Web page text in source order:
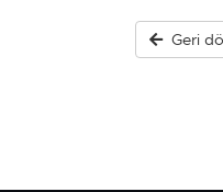
Geri